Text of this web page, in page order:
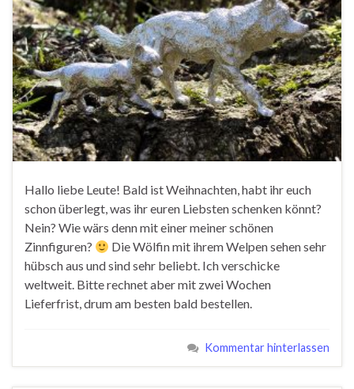
Hallo liebe Leute! Bald ist Weihnachten, habt ihr euch
schon überlegt, was ihr euren Liebsten schenken könnt?
Nein? Wie wärs denn mit einer meiner schönen
Zinnfiguren?
Die Wölfin mit ihrem Welpen sehen sehr
hübsch aus und sind sehr beliebt. Ich verschicke
weltweit. Bitte rechnet aber mit zwei Wochen
Lieferfrist, drum am besten bald bestellen.
Kommentar hinterlassen